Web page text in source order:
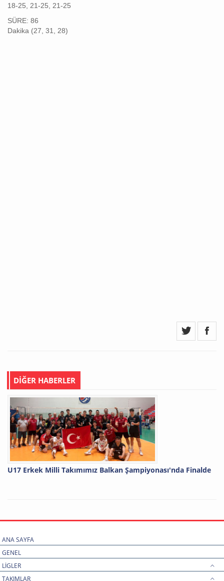
18-25, 21-25, 21-25
SÜRE: 86
Dakika (27, 31, 28)
DİĞER HABERLER
U17 Erkek Milli Takımımız Balkan Şampiyonası'nda Finalde
ANA SAYFA
GENEL
LİGLER
TAKIMLAR